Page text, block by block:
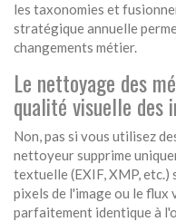
les taxonomies et
stratégique annuelle
changements métier.
Le nettoyage des
qualité visuelle des
Non, pas si vous utilisez
nettoyeur supprime
textuelle (EXIF, XMP, etc.)
pixels de l'image ou le flux
parfaitement identique à